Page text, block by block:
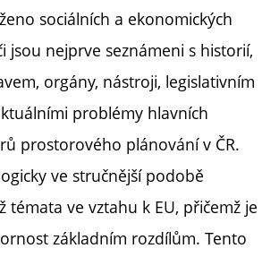
sociálních a ekonomických
jsou nejprve seznámeni s historií,
orgány, nástroji, legislativním
problémy hlavních
prostorového plánování v ČR.
ve stručnější podobě
témata ve vztahu k EU, přičemž je
základním rozdílům. Tento